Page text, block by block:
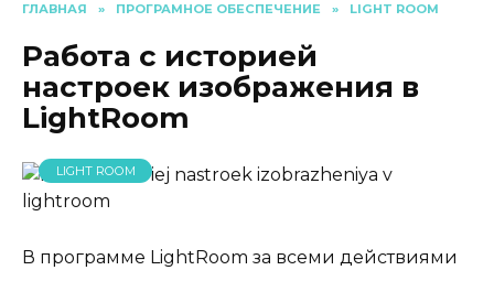
ГЛАВНАЯ » ПРОГРАМНОЕ ОБЕСПЕЧЕНИЕ » LIGHT ROOM
Работа с историей
настроек изображения в
LightRoom
LIGHT ROOM
В программе LightRoom за всеми действиями